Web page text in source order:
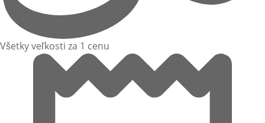
Všetky veľkosti za 1 cenu